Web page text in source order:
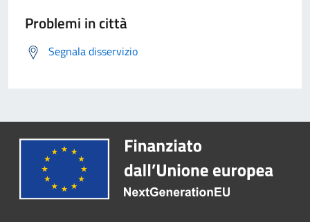
Problemi in città
Segnala disservizio